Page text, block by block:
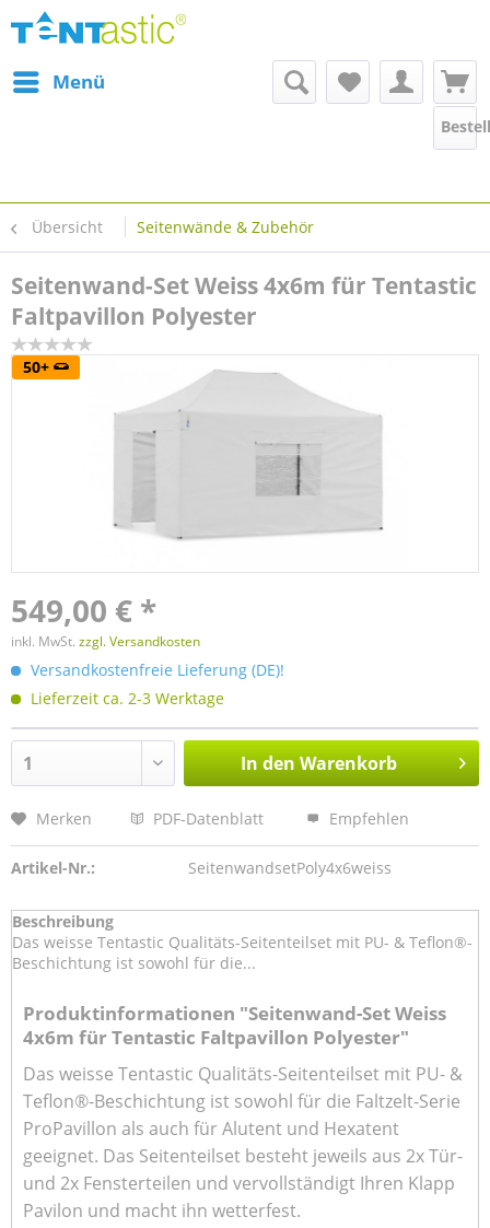
Menü
Übersicht Seitenwände & Zubehör
Seitenwand-Set Weiss 4x6m für Tentastic
Faltpavillon Polyester
50+
549,00 € *
inkl. MwSt. zzgl. Versandkosten
Versandkostenfreie Lieferung (DE)!
Lieferzeit ca. 2-3 Werktage
In den Warenkorb
Merken PDF-Datenblatt Empfehlen
Artikel-Nr.: SeitenwandsetPoly4x6weiss
Beschreibung
Das weisse Tentastic Qualitäts-Seitenteilset mit PU- & Teflon®-
Beschichtung ist sowohl für die...
Produktinformationen "Seitenwand-Set Weiss
4x6m für Tentastic Faltpavillon Polyester"
Das weisse Tentastic Qualitäts-Seitenteilset mit PU- &
Teflon®-Beschichtung ist sowohl für die Faltzelt-Serie
ProPavillon als auch für Alutent und Hexatent
geeignet. Das Seitenteilset besteht jeweils aus 2x Tür-
und 2x Fensterteilen und vervollständigt Ihren Klapp
Pavilon und macht ihn wetterfest.